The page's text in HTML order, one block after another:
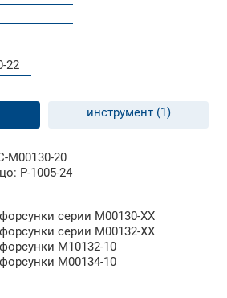
22
инструмент (1)
М00130-20
Р-1005-24
серии M00130-XX
серии M00132-XX
M10132-10
М00134-10